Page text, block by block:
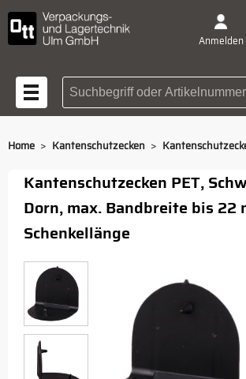
Anmelden
Home > Kantenschutzecken >
Kantenschutzecken PET,
Dorn, max. Bandbreite bis 22
Schenkellänge